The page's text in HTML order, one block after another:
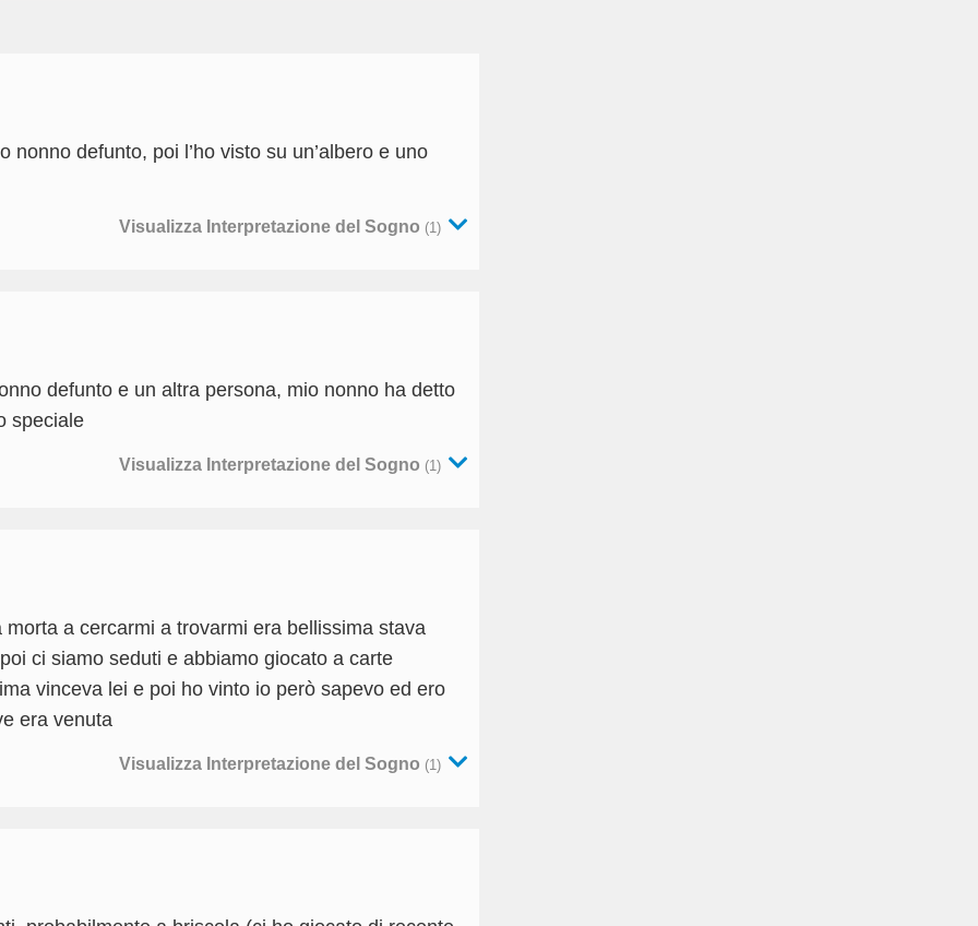
defunto, poi l’ho visto su un’albero e uno
Visualizza Interpretazione del Sogno (1)
defunto e un altra persona, mio nonno ha detto
speciale
Visualizza Interpretazione del Sogno (1)
a cercarmi a trovarmi era bellissima stava
ci siamo seduti e abbiamo giocato a carte
vinceva lei e poi ho vinto io però sapevo ed ero
era venuta
Visualizza Interpretazione del Sogno (1)